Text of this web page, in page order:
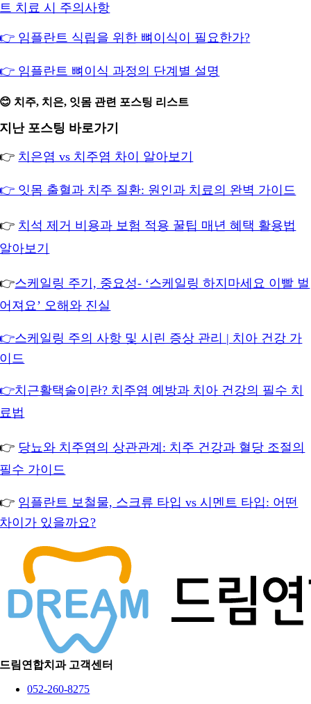
트 치료 시 주의사항
👉 임플란트 식립을 위한 뼈이식이 필요한가?
👉 임플란트 뼈이식 과정의 단계별 설명
😊 치주, 치은, 잇몸 관련 포스팅 리스트
지난 포스팅 바로가기
👉 치은염 vs 치주염 차이 알아보기
👉 잇몸 출혈과 치주 질환: 원인과 치료의 완벽 가이드
👉 치석 제거 비용과 보험 적용 꿀팁 매년 혜택 활용법
알아보기
👉스케일링 주기, 중요성- ‘스케일링 하지마세요 이빨 벌
어져요’ 오해와 진실
👉스케일링 주의 사항 및 시린 증상 관리 | 치아 건강 가
이드
👉치근활택술이란? 치주염 예방과 치아 건강의 필수 치
료법
👉 당뇨와 치주염의 상관관계: 치주 건강과 혈당 조절의
필수 가이드
👉 임플란트 보철물, 스크류 타입 vs 시멘트 타입: 어떤
차이가 있을까요?
드림연합치과 고객센터
052-260-8275